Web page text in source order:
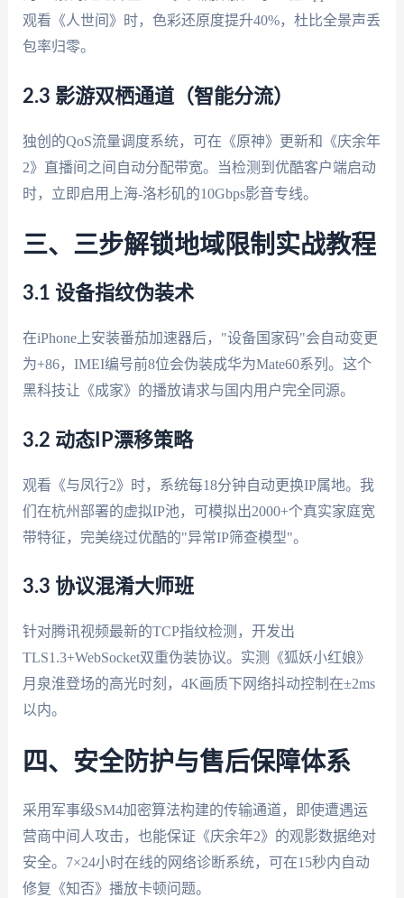
观看《人世间》时，色彩还原度提升40%，杜比全景声丢
包率归零。
2.3 影游双栖通道（智能分流）
独创的QoS流量调度系统，可在《原神》更新和《庆余年
2》直播间之间自动分配带宽。当检测到优酷客户端启动
时，立即启用上海-洛杉矶的10Gbps影音专线。
三、三步解锁地域限制实战教程
3.1 设备指纹伪装术
在iPhone上安装番茄加速器后，"设备国家码"会自动变更
为+86，IMEI编号前8位会伪装成华为Mate60系列。这个
黑科技让《成家》的播放请求与国内用户完全同源。
3.2 动态IP漂移策略
观看《与凤行2》时，系统每18分钟自动更换IP属地。我
们在杭州部署的虚拟IP池，可模拟出2000+个真实家庭宽
带特征，完美绕过优酷的"异常IP筛查模型"。
3.3 协议混淆大师班
针对腾讯视频最新的TCP指纹检测，开发出
TLS1.3+WebSocket双重伪装协议。实测《狐妖小红娘》
月泉淮登场的高光时刻，4K画质下网络抖动控制在±2ms
以内。
四、安全防护与售后保障体系
采用军事级SM4加密算法构建的传输通道，即使遭遇运
营商中间人攻击，也能保证《庆余年2》的观影数据绝对
安全。7×24小时在线的网络诊断系统，可在15秒内自动
修复《知否》播放卡顿问题。